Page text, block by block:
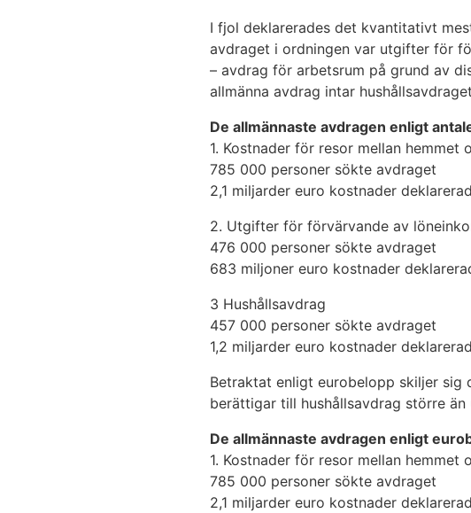
I fjol deklarerades det kvantitativt
avdraget i ordningen var utgifter för
– avdrag för arbetsrum på grund av
allmänna avdrag intar
De allmännaste avdragen enligt
1. Kostnader för resor mellan hemmet
785 000 personer sökte avdraget
2,1 miljarder euro kostnader
2. Utgifter för förvärvande av
476 000 personer sökte avdraget
683 miljoner euro kostnader
3 Hushållsavdrag
457 000 personer sökte avdraget
1,2 miljarder euro kostnader
Betraktat enligt eurobelopp skiljer sig
berättigar till hushållsavdrag större
De allmännaste avdragen enligt
1. Kostnader för resor mellan hemmet
785 000 personer sökte avdraget
2,1 miljarder euro kostnader